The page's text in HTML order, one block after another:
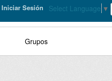
Select Language ▼
Iniciar Sesión
Grupos